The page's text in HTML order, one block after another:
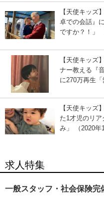
【天使キッズ
卓での会話』
ですか？！」
【天使キッズ
ナー教える『
に270万再生「
【天使キッズ
た1才児のリ
み」 （2020年
求人特集
一般スタッフ・社会保険完